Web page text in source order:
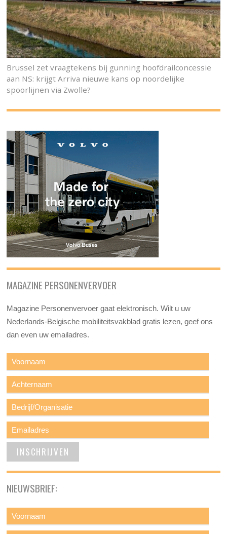
Brussel zet vraagtekens bij gunning hoofdrailconcessie
aan NS: krijgt Arriva nieuwe kans op noordelijke
spoorlijnen via Zwolle?
MAGAZINE PERSONENVERVOER
Magazine Personenvervoer gaat elektronisch. Wilt u uw
Nederlands-Belgische mobiliteitsvakblad gratis lezen, geef ons
dan even uw emailadres.
NIEUWSBRIEF: